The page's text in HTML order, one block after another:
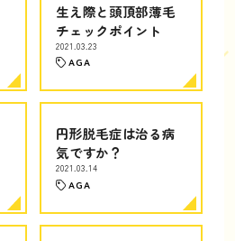
生え際と頭頂部薄毛
チェックポイント
2021.03.23
AGA
円形脱毛症は治る病
気ですか？
2021.03.14
AGA